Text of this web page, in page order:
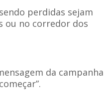
perdidas sejam
ou no corredor dos
da campanha